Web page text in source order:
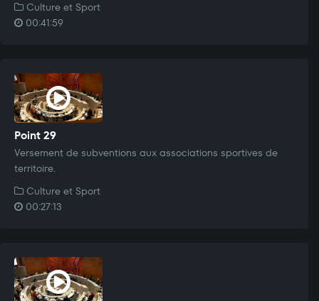
Culture et Sport
00:41:59
Point 29
Versement de subventions aux associations sportives de
territoire.
Culture et Sport
00:27:13